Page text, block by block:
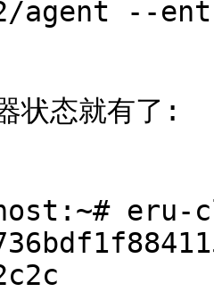
agent --
状态就有了: